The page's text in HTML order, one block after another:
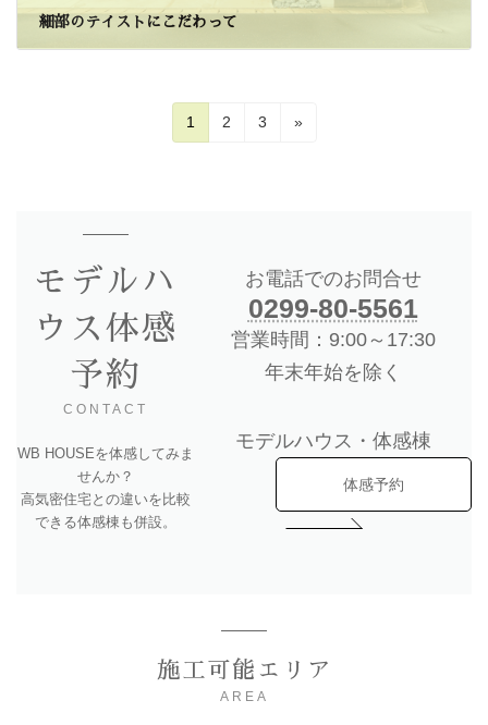
細部のテイストにこだわって
1 2 3 »
モデルハ
ウス体感
予約
CONTACT
WB HOUSEを体感してみま
せんか？
高気密住宅との違いを比較
できる体感棟も併設。
お電話でのお問合せ
0299-80-5561
営業時間：9:00～17:30
年末年始を除く
モデルハウス・体感棟
体感予約
施工可能エリア
AREA